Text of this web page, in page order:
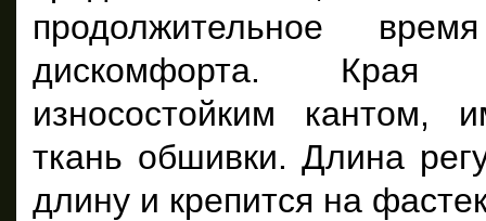
продолжительное
дискомфорта. Края
износостойким кантом,
ткань обшивки. Длина
длину и крепится на